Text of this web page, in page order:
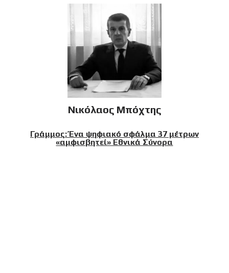
Νικόλαος Μπόχτης
Γράμμος: Ένα ψηφιακό σφάλμα 37 μέτρων
«αμφισβητεί» Εθνικά Σύνορα